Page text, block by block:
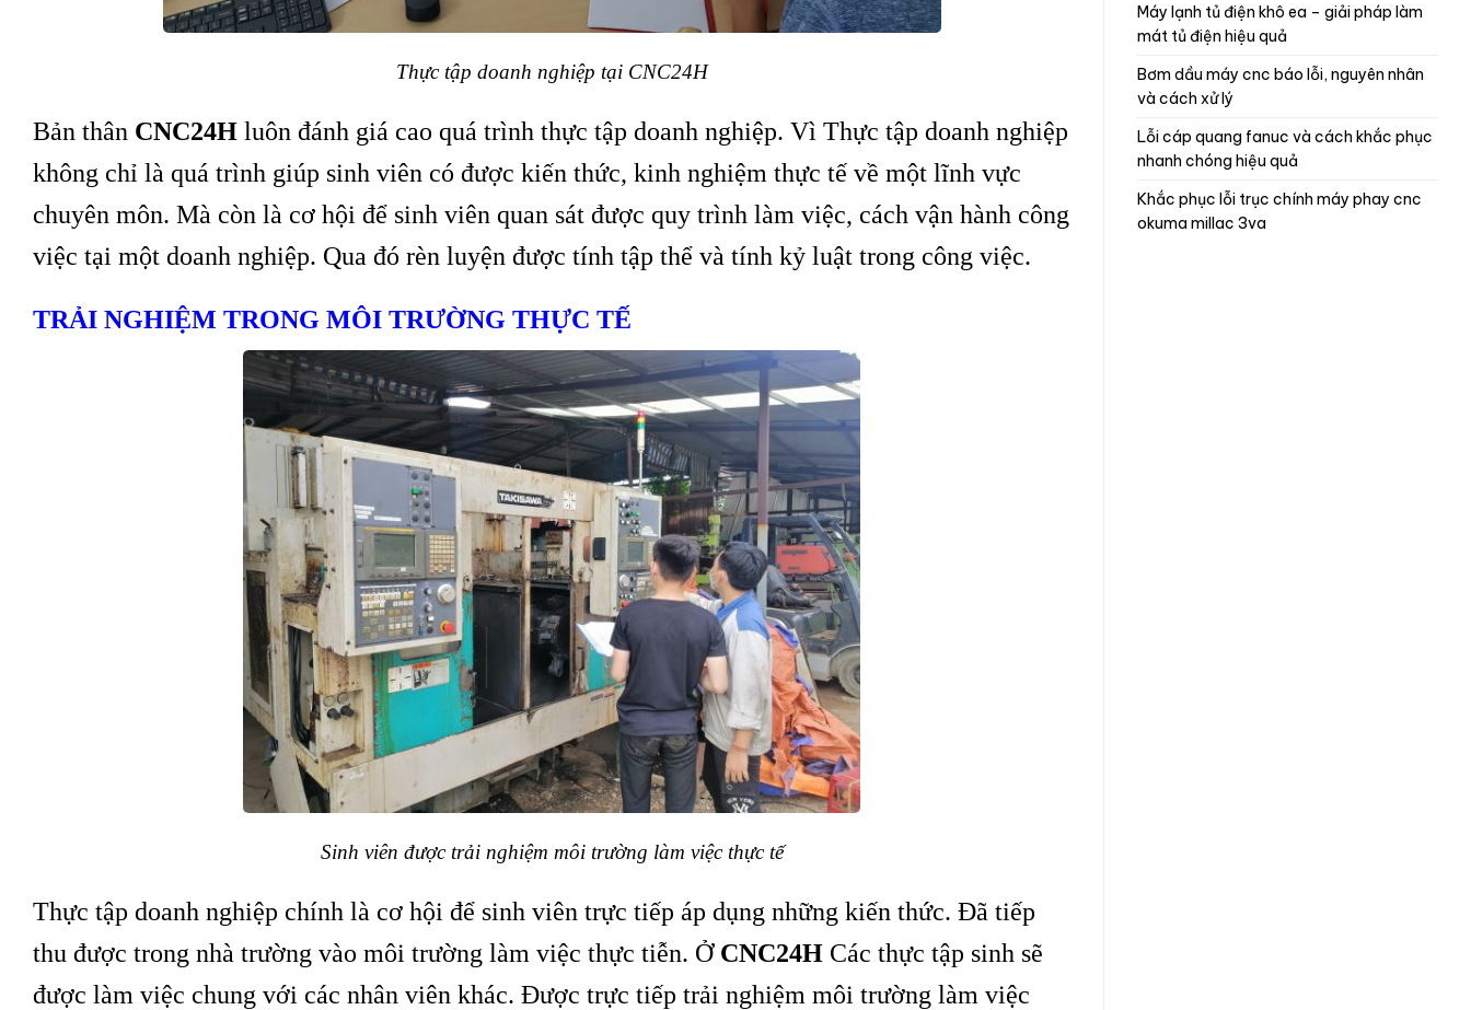
Thực tập doanh nghiệp tại CNC24H
Bản thân CNC24H luôn đánh giá cao quá trình thực tập doanh nghiệp. Vì Thực tập doanh nghiệp
không chỉ là quá trình giúp sinh viên có được kiến thức, kinh nghiệm thực tế về một lĩnh vực
chuyên môn. Mà còn là cơ hội để sinh viên quan sát được quy trình làm việc, cách vận hành công
việc tại một doanh nghiệp. Qua đó rèn luyện được tính tập thể và tính kỷ luật trong công việc.
TRẢI NGHIỆM TRONG MÔI TRƯỜNG THỰC TẾ
Sinh viên được trải nghiệm môi trường làm việc thực tế
Thực tập doanh nghiệp chính là cơ hội để sinh viên trực tiếp áp dụng những kiến thức. Đã tiếp
thu được trong nhà trường vào môi trường làm việc thực tiễn. Ở CNC24H Các thực tập sinh sẽ
được làm việc chung với các nhân viên khác. Được trực tiếp trải nghiệm môi trường làm việc
máy lạnh tủ điện khô ea – giải pháp làm
mát tủ điện hiệu quả
bơm dầu máy cnc báo lỗi, nguyên nhân
và cách xử lý
lỗi cáp quang fanuc và cách khắc phục
nhanh chóng hiệu quả
khắc phục lỗi trục chính máy phay cnc
okuma millac 3va